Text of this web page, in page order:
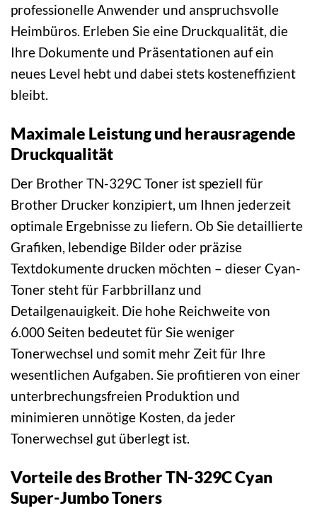
professionelle Anwender und anspruchsvolle
Heimbüros. Erleben Sie eine Druckqualität, die
Ihre Dokumente und Präsentationen auf ein
neues Level hebt und dabei stets kosteneffizient
bleibt.
Maximale Leistung und herausragende
Druckqualität
Der Brother TN-329C Toner ist speziell für
Brother Drucker konzipiert, um Ihnen jederzeit
optimale Ergebnisse zu liefern. Ob Sie detaillierte
Grafiken, lebendige Bilder oder präzise
Textdokumente drucken möchten – dieser Cyan-
Toner steht für Farbbrillanz und
Detailgenauigkeit. Die hohe Reichweite von
6.000 Seiten bedeutet für Sie weniger
Tonerwechsel und somit mehr Zeit für Ihre
wesentlichen Aufgaben. Sie profitieren von einer
unterbrechungsfreien Produktion und
minimieren unnötige Kosten, da jeder
Tonerwechsel gut überlegt ist.
Vorteile des Brother TN-329C Cyan
Super-Jumbo Toners